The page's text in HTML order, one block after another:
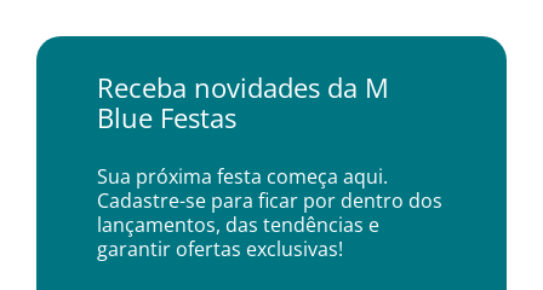
Receba novidades da M
Blue Festas
Sua próxima festa começa aqui.
Cadastre-se para ficar por dentro dos
lançamentos, das tendências e
garantir ofertas exclusivas!